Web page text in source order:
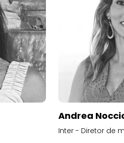
Andrea
Inter - Diretor de